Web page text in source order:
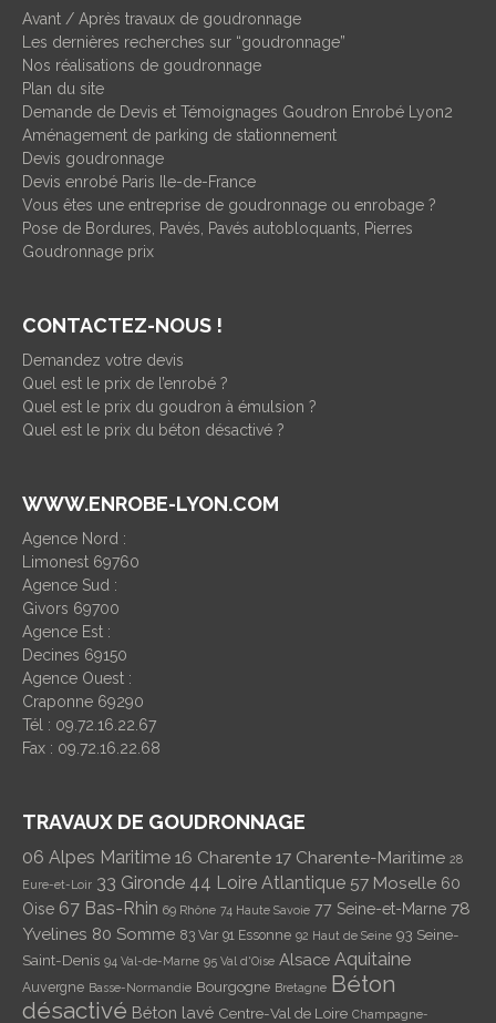
Avant / Après travaux de goudronnage
Les dernières recherches sur “goudronnage”
Nos réalisations de goudronnage
Plan du site
Demande de Devis et Témoignages Goudron Enrobé Lyon2
Aménagement de parking de stationnement
Devis goudronnage
Devis enrobé Paris Ile-de-France
Vous êtes une entreprise de goudronnage ou enrobage ?
Pose de Bordures, Pavés, Pavés autobloquants, Pierres
Goudronnage prix
CONTACTEZ-NOUS !
Demandez votre devis
Quel est le prix de l’enrobé ?
Quel est le prix du goudron à émulsion ?
Quel est le prix du béton désactivé ?
WWW.ENROBE-LYON.COM
Agence Nord :
Limonest 69760
Agence Sud :
Givors 69700
Agence Est :
Decines 69150
Agence Ouest :
Craponne 69290
Tél : 09.72.16.22.67
Fax : 09.72.16.22.68
TRAVAUX DE GOUDRONNAGE
06 Alpes Maritime 16 Charente 17 Charente-Maritime 28
Eure-et-Loir 33 Gironde 44 Loire Atlantique 57 Moselle 60
Oise 67 Bas-Rhin 69 Rhône 74 Haute Savoie 77 Seine-et-Marne 78
Yvelines 80 Somme 83 Var 91 Essonne 92 Haut de Seine 93 Seine-
Saint-Denis 94 Val-de-Marne 95 Val d'Oise Alsace Aquitaine
Auvergne Basse-Normandie Bourgogne Bretagne Béton
désactivé Béton lavé Centre-Val de Loire Champagne-